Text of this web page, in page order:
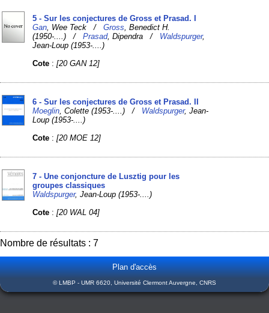
5 - Sur les conjectures de Gross et Prasad. I
Gan , Wee Teck /Gross , Benedict H.
(1950-....) /Prasad, Dipendra / Waldspurger,
Jean-Loup (1953-....)
Cote :[20 GAN 12]
6 - Sur les conjectures de Gross et Prasad. II
Moeglin , Colette (1953-....) / Waldspurger, Jean-
Loup (1953-....)
Cote :[20 MOE 12]
7 - Une conjoncture de Lusztig pour les
groupes classiques
Waldspurger, Jean-Loup (1953-....)
Cote :[20 WAL 04]
Nombre de résultats : 7
Plan d'accès
© LMBP - UMR 6620, Université Clermont Auvergne, CNRS